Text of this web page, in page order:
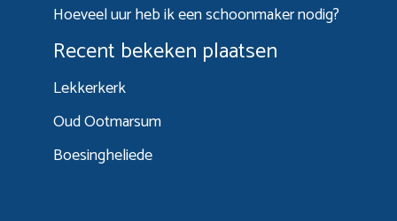
Hoeveel uur heb ik een schoonmaker nodig?
Recent bekeken plaatsen
Lekkerkerk
Oud Ootmarsum
Boesingheliede